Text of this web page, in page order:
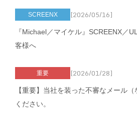
SCREENX [2026/05/16]
『Michael／マイケル』SCREENX／
客様へ
重要 [2026/01/28]
【重要】当社を装った不審なメール
ください。